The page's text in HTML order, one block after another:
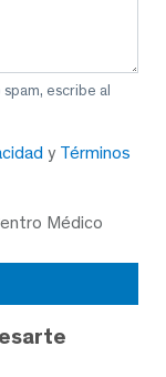
escribe al
y Términos
Médico